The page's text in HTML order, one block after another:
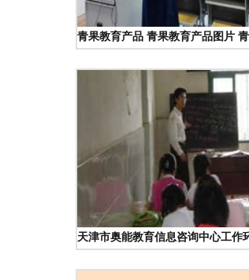
青果教育产品 青果教育产品图片
天津市奥能教育信息咨询中心工